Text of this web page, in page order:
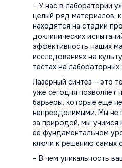
– У нас в лаборатории
целый ряд материалов,
находятся на стадии
доклинических
эффективность наших
исследованиях на
тестах на
Лазерный синтез – это
уже сегодня позволяет
барьеры, которые еще
непреодолимыми. Мы не
за природой, мы учимся
ее фундаментальном
ключи к решению самых
– В чем уникальность